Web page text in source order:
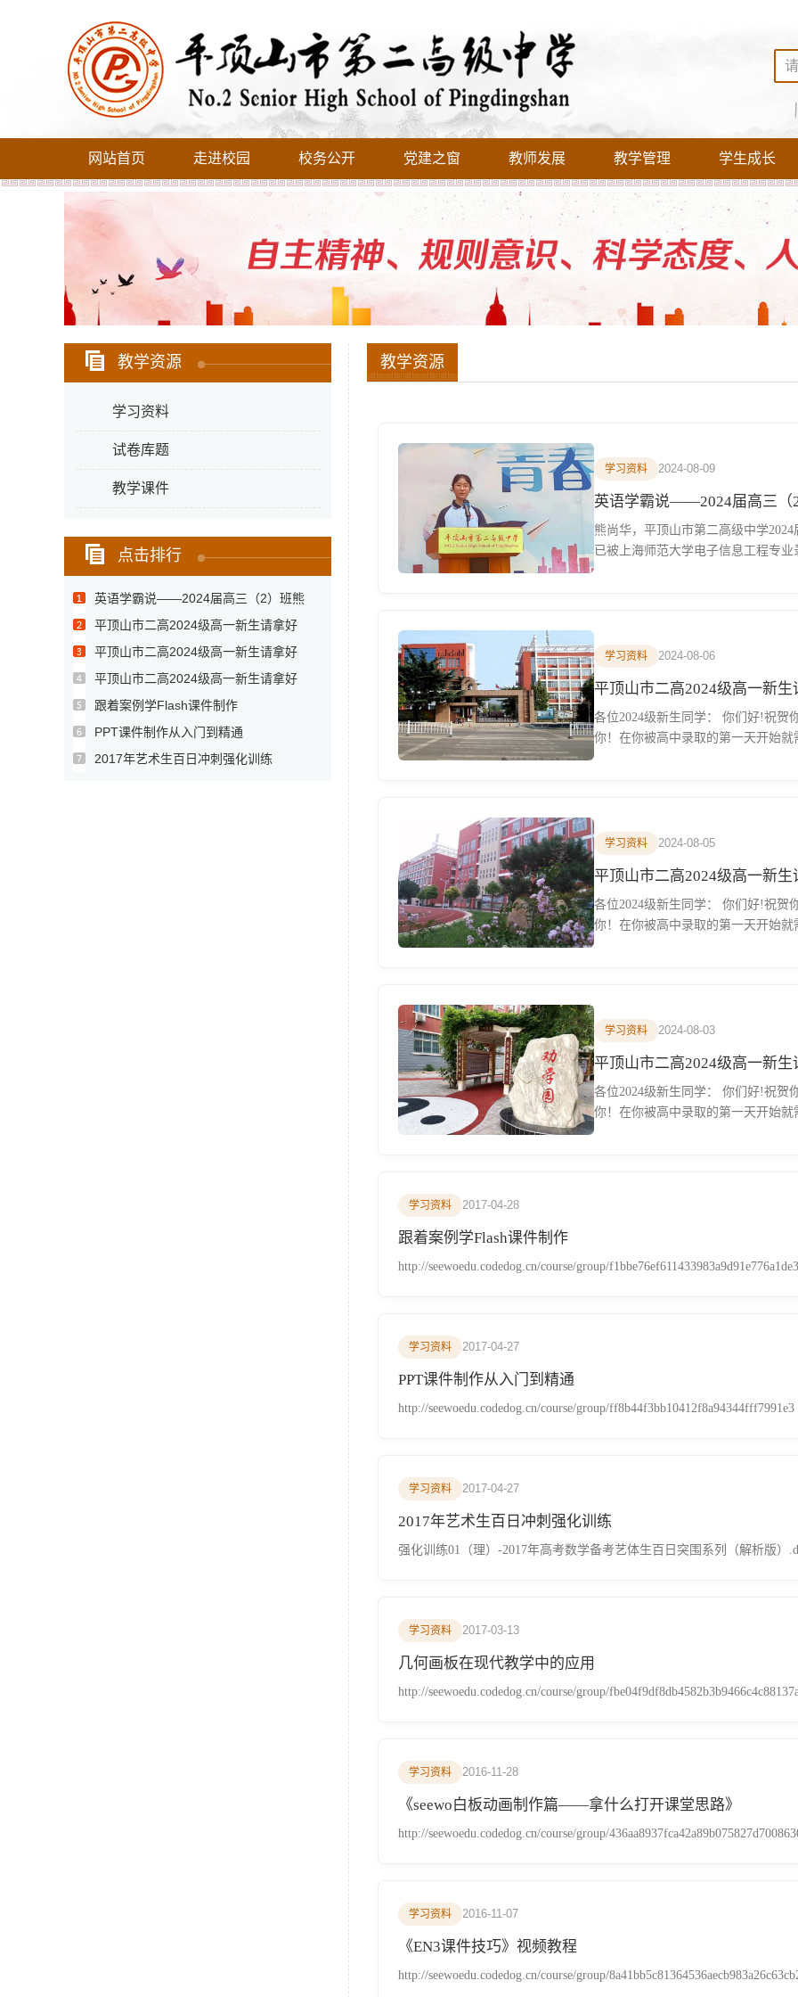
网站首页 走进校园 校务公开 党建之窗 教师发展 教学管理 学生成长
教学资源
学习资料
试卷库题
教学课件
点击排行
英语学霸说——2024届高三（2）班熊
尚...
平顶山市二高2024级高一新生请拿好
——...
平顶山市二高2024级高一新生请拿好
——...
平顶山市二高2024级高一新生请拿好
——...
跟着案例学Flash课件制作
PPT课件制作从入门到精通
2017年艺术生百日冲刺强化训练
教学资源
学习资料 2024-08-09
英语学霸说——2024届高三（
熊尚华，平顶山市第二高级中学
已被上海师范大学电子信息工程专
学习资料 2024-08-06
平顶山市二高2024级高一新
各位2024级新生同学： 你们好!祝贺
你！在你被高中录取的第一天开始
学习资料 2024-08-05
平顶山市二高2024级高一新
各位2024级新生同学： 你们好!祝贺
你！在你被高中录取的第一天开始
学习资料 2024-08-03
平顶山市二高2024级高一新
各位2024级新生同学： 你们好!祝贺
你！在你被高中录取的第一天开始
学习资料 2017-04-28
跟着案例学Flash课件制作
http://seewoedu.codedog.cn/course/group/f1bbe76ef611433983a9d91e776a1de3
学习资料 2017-04-27
PPT课件制作从入门到精通
http://seewoedu.codedog.cn/course/group/ff8b44f3bb10412f8a94344fff7991e3
学习资料 2017-04-27
2017年艺术生百日冲刺强化训练
强化训练01（理）-2017年高考数学备考艺体生百日突围系列（解析版）
学习资料 2017-03-13
几何画板在现代教学中的应用
http://seewoedu.codedog.cn/course/group/
学习资料 2016-11-28
《seewo白板动画制作篇——拿什么打开课堂思路》
http://seewoedu.codedog.cn/course/group/
学习资料 2016-11-07
《EN3课件技巧》视频教程
http://seewoedu.codedog.cn/course/group/